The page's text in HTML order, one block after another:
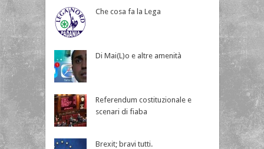
Che cosa fa la Lega
Di Mai(L)o e altre amenità
Referendum costituzionale e
scenari di fiaba
Brexit; bravi tutti.